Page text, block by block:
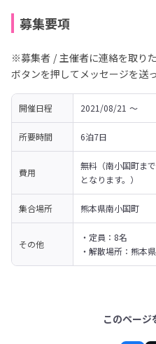
募集要項
※募集者 / 主催者に連絡を取り
ボタンを押してメッセージを送
開催日程 2021/08/21 〜
所要時間 6泊7日
費用
無料（南小国町ま
となります。）
集合場所 熊本県南小国町
その他
・定員：8名
・解散場所：熊本
このページ